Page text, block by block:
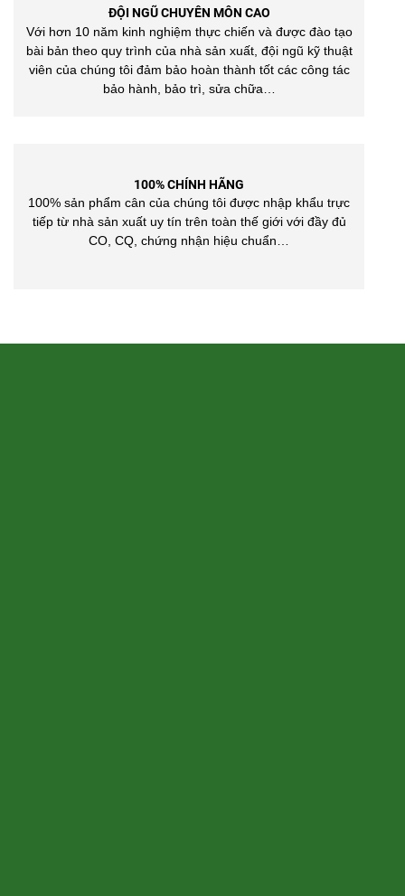
ĐỘI NGŨ CHUYÊN MÔN CAO
Với hơn 10 năm kinh nghiệm thực chiến và được đào tạo
bài bản theo quy trình của nhà sản xuất, đội ngũ kỹ thuật
viên của chúng tôi đảm bảo hoàn thành tốt các công tác
bảo hành, bảo trì, sửa chữa…
100% CHÍNH HÃNG
100% sản phẩm cân của chúng tôi được nhập khẩu trực
tiếp từ nhà sản xuất uy tín trên toàn thế giới với đầy đủ
CO, CQ, chứng nhận hiệu chuẩn…